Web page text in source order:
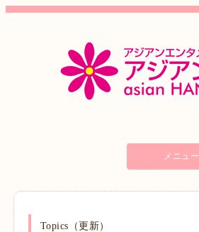
メニュー
Topics（更新）